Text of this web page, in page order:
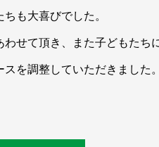
も大喜びでした。
せて頂き、また子どもたち
を調整していただきまし